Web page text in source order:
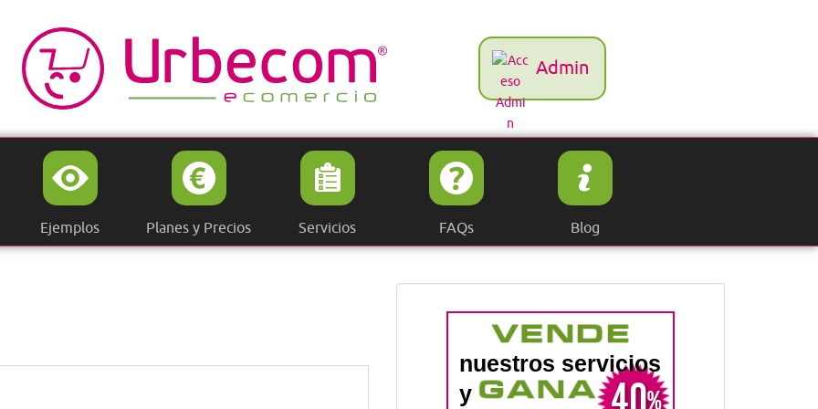
Admin
Ejemplos Planes y Precios Servicios FAQs Blog